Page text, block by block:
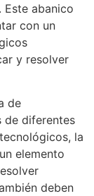
Este abanico
con un
y resolver
de
de diferentes
la
elemento
deben